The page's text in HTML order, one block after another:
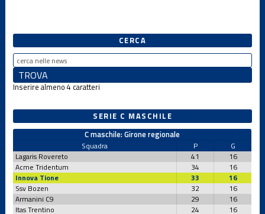
Under 12 M
Under 13 F
Under 13 M
Under 14 F
Under 14 M
CERCA
Inserire almeno 4 caratteri
SERIE C MASCHILE
C maschile: Girone regionale
Squadra P
G
Lagaris Rovereto
41
16
Acme Tridentum
34
16
Innova Tione
33
16
Ssv Bozen
32
16
Armanini C9
29
16
Itas Trentino
24 16